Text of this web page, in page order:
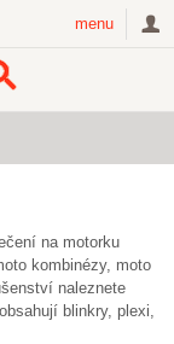
menu
na motorku
kombinézy, moto
naleznete
blinkry, plexi,